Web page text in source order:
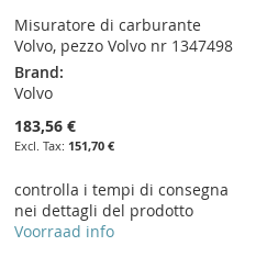
Misuratore di carburante
Volvo, pezzo Volvo nr 1347498
Brand:
Volvo
183,56 €
151,70 €
controlla i tempi di consegna
nei dettagli del prodotto
Voorraad info